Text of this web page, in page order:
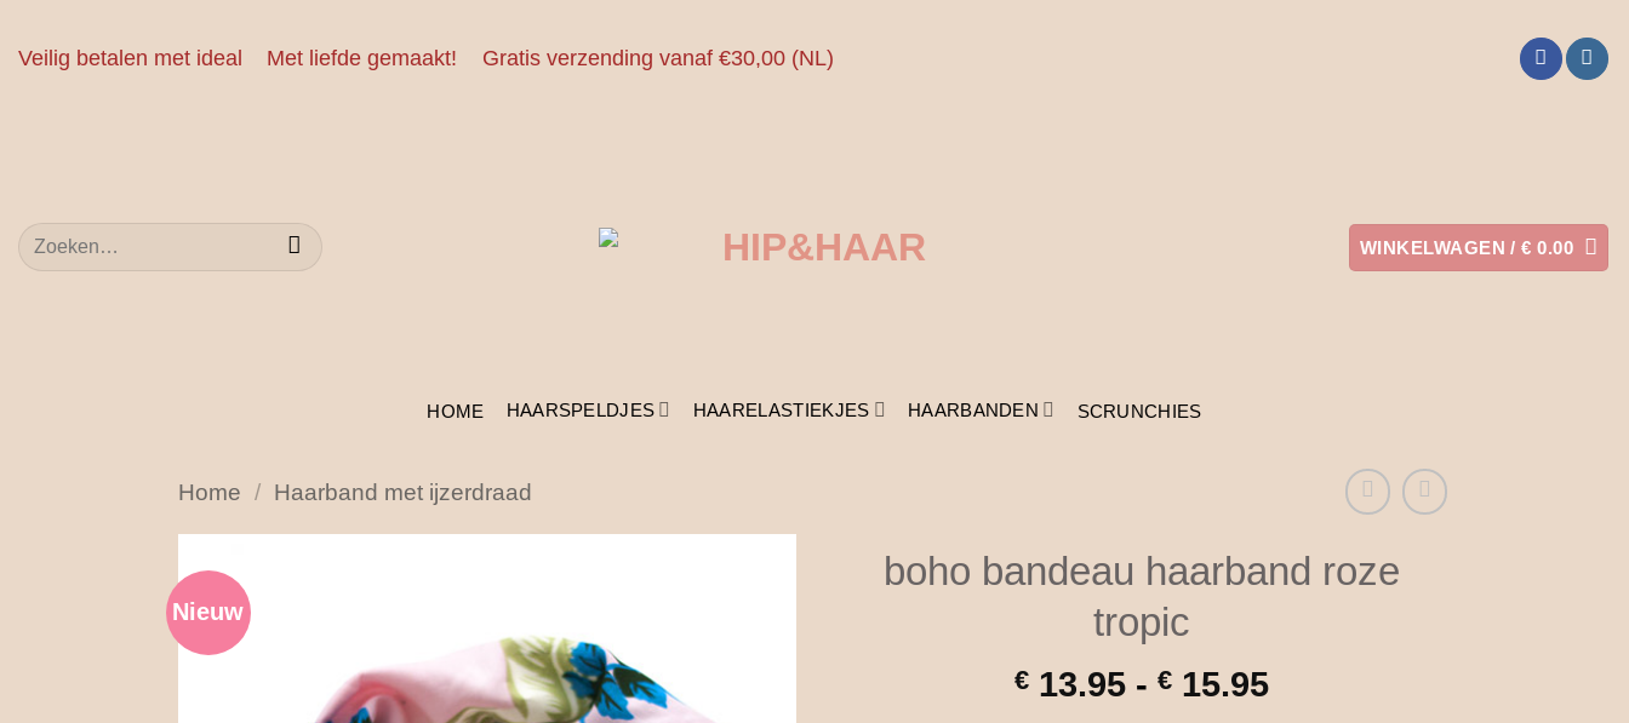
naar
Veilig betalen met ideal Met liefde gemaakt! Gratis verzending vanaf €30,00 (NL)
Zoeken
naar:
WINKELWAGEN /€ 0.00
HOME HAARSPELDJES HAARELASTIEKJES HAARBANDEN SCRUNCHIES
Home / Haarband met ijzerdraad
Nieuw
boho bandeau haarband roze
tropic
€ 13.95 - € 15.95Prijsklasse: